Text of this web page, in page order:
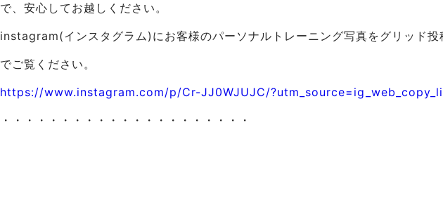
で、安心してお越しください。
instagram(インスタグラム)にお客様のパーソナルトレーニング写真をグリッド投
でご覧ください。
https://www.instagram.com/p/Cr-JJ0WJUJC/
・・・・・・・・・・・・・・・・・・・・・